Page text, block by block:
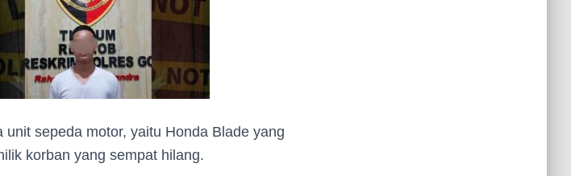
sepeda motor, yaitu Honda Blade yang
korban yang sempat hilang.